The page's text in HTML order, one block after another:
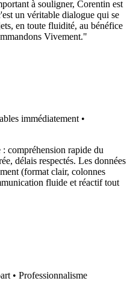
à souligner, Corentin est
un véritable dialogue qui se
en toute fluidité, au bénéfice
Vivement."
immédiatement •
compréhension rapide du
délais respectés. Les données
(format clair, colonnes
fluide et réactif tout
• Professionnalisme